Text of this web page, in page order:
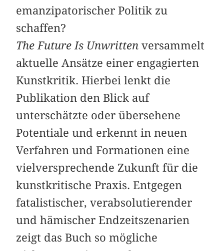
emanzipatorischer Politik zu
schaffen?
The Future Is Unwritten versammelt
aktuelle Ansätze einer engagierten
Kunstkritik. Hierbei lenkt die
Publikation den Blick auf
unterschätzte oder übersehene
Potentiale und erkennt in neuen
Verfahren und Formationen eine
vielversprechende Zukunft für die
kunstkritische Praxis. Entgegen
fatalistischer, verabsolutierender
und hämischer Endzeitszenarien
zeigt das Buch so mögliche